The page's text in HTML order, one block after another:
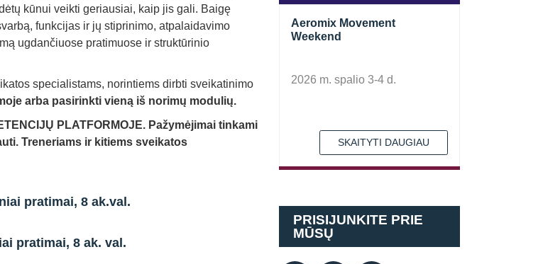
kūnui veikti geriausiai, kaip jis gali. Baigę
funkcijas ir jų stiprinimo, atpalaidavimo
ugdančiuose pratimuose ir struktūrinio
specialistams, norintiems dirbti sveikatinimo
arba pasirinkti vieną iš norimų modulių.
PLATFORMOJE. Pažymėjimai tinkami
Treneriams ir kitiems sveikatos
pratimai, 8 ak.val.
pratimai, 8 ak. val.
Aeromix Movement
Weekend
2026 m. spalio 3-4 d.
SKAITYTI DAUGIAU
PRISIJUNKITE PRIE
MŪSŲ